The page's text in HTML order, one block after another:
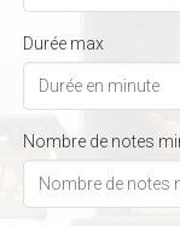
Durée max
Nombre de notes